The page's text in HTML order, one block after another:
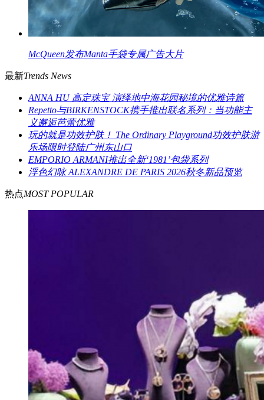
McQueen发布Manta手袋专属广告大片
最新Trends News
ANNA HU 高定珠宝 演绎地中海花园秘境的优雅诗篇
Repetto与BIRKENSTOCK携手推出联名系列：当功能主
义邂逅芭蕾优雅
玩的就是功效护肤！ The Ordinary Playground功效护肤游
乐场限时登陆广州东山口
EMPORIO ARMANI推出全新‘1981’包袋系列
浮色幻咏 ALEXANDRE DE PARIS 2026秋冬新品预览
热点MOST POPULAR